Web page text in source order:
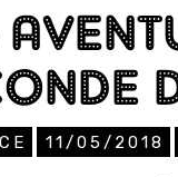
11/05/2018